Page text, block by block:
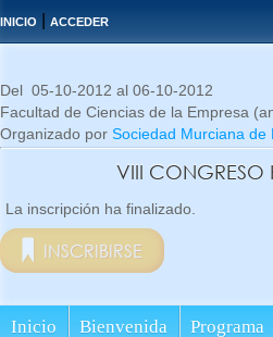
INICIO ACCEDER
Del 05-10-2012 al 06-10-2012
Facultad de Ciencias de la Empresa
Organizado por Sociedad Murciana de
VIII CONGRESO
La inscripción ha finalizado.
INSCRIBIRSE
Inicio Bienvenida Programa